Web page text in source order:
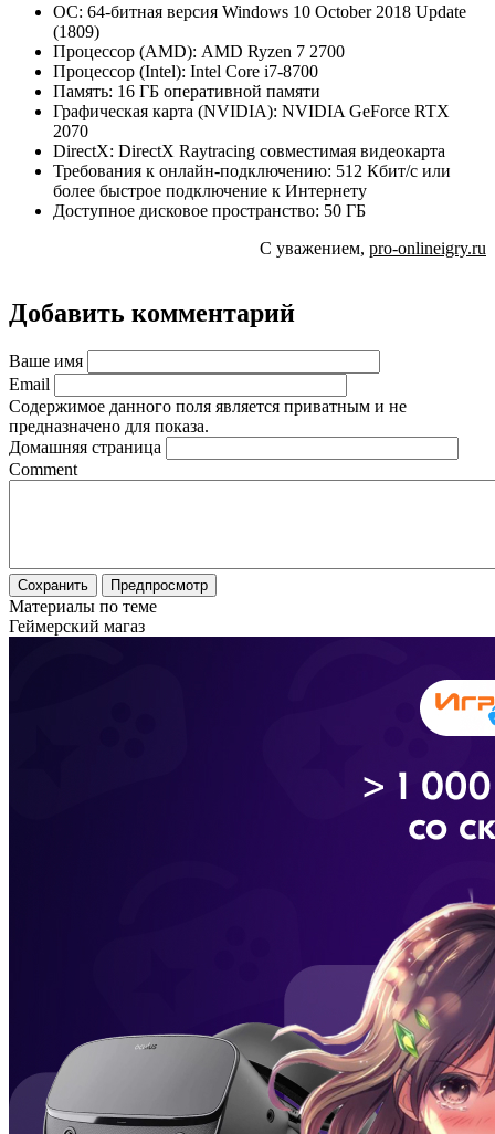
ОС: 64-битная версия Windows 10 October 2018 Update
(1809)
Процессор (AMD): AMD Ryzen 7 2700
Процессор (Intel): Intel Core i7-8700
Память: 16 ГБ оперативной памяти
Графическая карта (NVIDIA): NVIDIA GeForce RTX
2070
DirectX: DirectX Raytracing совместимая видеокарта
Требования к онлайн-подключению: 512 Кбит/с или
более быстрое подключение к Интернету
Доступное дисковое пространство: 50 ГБ
С уважением, pro-onlineigry.ru
Добавить комментарий
Ваше имя
Email
Содержимое данного поля является приватным и не
предназначено для показа.
Домашняя страница
Comment
Материалы по теме
Геймерский магаз